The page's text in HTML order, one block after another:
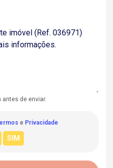
de enviar.
e Privacidade